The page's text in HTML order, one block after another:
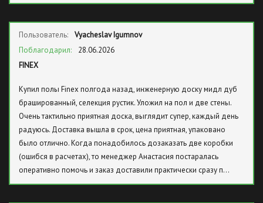
Пользователь:
Vyacheslav Igumnov
Поблагодарил:
28.06.2026
FINEX
Купил полы Finex полгода назад, инженерную доску мидл дуб
брашированный, селекция рустик. Уложил на пол и две стены.
Очень тактильно приятная доска, выглядит супер, каждый день
радуюсь. Доставка вышла в срок, цена приятная, упаковано
было отлично. Когда понадобилось дозаказать две коробки
(ошибся в расчетах), то менеджер Анастасия постаралась
оперативно помочь и заказ доставили практически сразу п…